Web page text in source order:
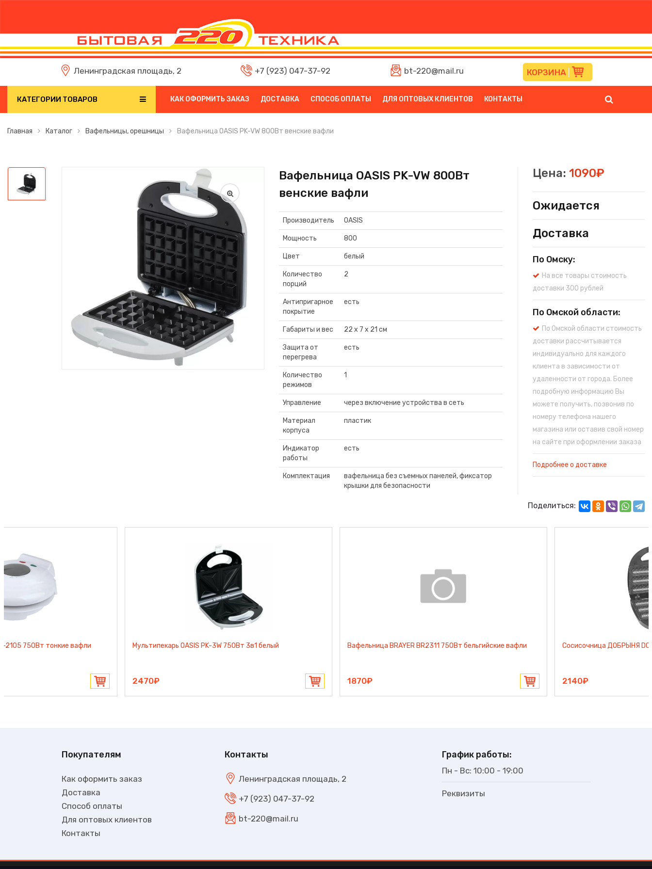
Ленинградская площадь, 2 +7 (923) 047-37-92 bt-220@mail.ru КОРЗИНА
КАТЕГОРИИ ТОВАРОВ КАК ОФОРМИТЬ ЗАКАЗ ДОСТАВКА СПОСОБ ОПЛАТЫ ДЛЯ ОПТОВЫХ КЛИЕНТОВ КОНТАКТЫ
Главная Каталог Вафельницы, орешницы Вафельница OASIS PK-VW 800Вт венские вафли
Вафельница OASIS PK-VW 800Вт
венские вафли
Производитель OASIS
Мощность 800
Цвет белый
Количество
порций
2
Антипригарное
покрытие
есть
Габариты и вес 22 x 7 x 21 см
Защита от
перегрева
есть
Количество
режимов
1
Управление через включение устройства в сеть
Материал
корпуса
пластик
Индикатор
работы
есть
Комплектация
вафельница без съемных панелей, фиксатор
крышки для безопасности
Цена: 1090₽
Ожидается
Доставка
По Омску:
На все товары стоимость
доставки 300 рублей
По Омской области:
По Омской области стоимость
доставки рассчитывается
индивидуально для каждого
клиента в зависимости от
удаленности от города. Более
подробную информацию Вы
можете получить, позвонив по
номеру телефона нашего
магазина или оставив свой номер
на сайте при оформлении заказа
Подробнее о доставке
Поделиться:
Вафельница BRAYER BR2311 750Вт бельгийские вафли Сосисочница ДОБРЫНЯ DO-2107 850Вт Вафельница BRAYER BR2308 1000Вт венские вафли
Покупателям
Как оформить заказ
Доставка
Способ оплаты
Для оптовых клиентов
Контакты
Контакты
Ленинградская площадь, 2
+7 (923) 047-37-92
bt-220@mail.ru
График работы:
Пн - Вс: 10:00 - 19:00
Реквизиты